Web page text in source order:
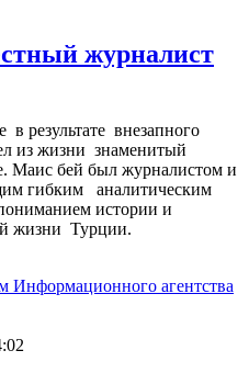
журналист
результате внезапного
из жизни знаменитый
Маис бей был журналистом и
гибким аналитическим
истории и
жизни Турции.